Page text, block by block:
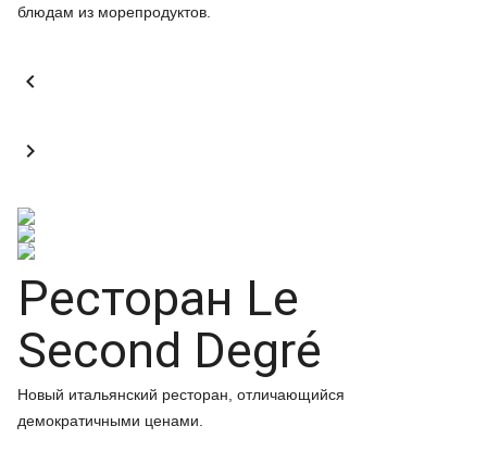
блюдам из морепродуктов.


Ресторан Le
Second Degré
Новый итальянский ресторан, отличающийся
демократичными ценами.